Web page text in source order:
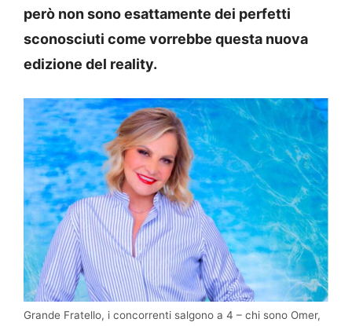
però non sono esattamente dei perfetti
sconosciuti come vorrebbe questa nuova
edizione del reality.
Grande Fratello, i concorrenti salgono a 4 – chi sono Omer,